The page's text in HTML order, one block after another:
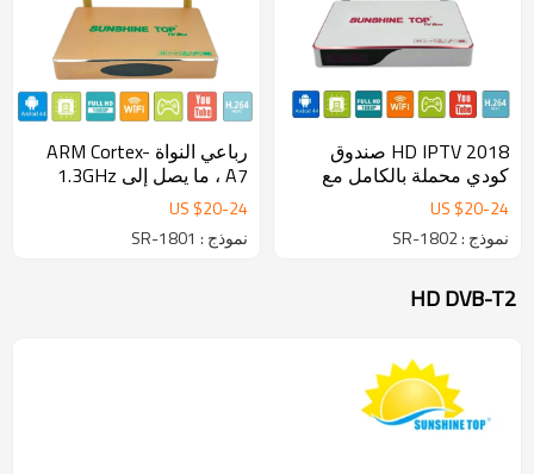
2018 HD IPTV صندوق
كودي محملة بالكامل مع
RK3128 Rockchip 1GB
Android تعيين كبار مربع
US $20-24
نموذج : SR-1802
رباعي النواة ARM Cortex-
A7 ، ما يصل إلى 1.3GHz
دعم OpenGL ES1.1 / 2.0
SR-1801 مربع الروبوت
US $20-24
نموذج : SR-1801
HD DVB-T2